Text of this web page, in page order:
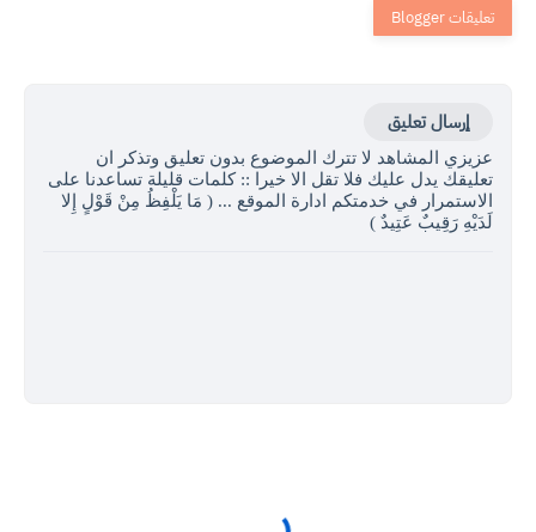
إرسال تعليق
عزيزي المشاهد لا تترك الموضوع بدون تعليق وتذكر ان
تعليقك يدل عليك فلا تقل الا خيرا :: كلمات قليلة تساعدنا على
الاستمرار في خدمتكم ادارة الموقع ... ( مَا يَلْفِظُ مِنْ قَوْلٍ إِلا
لَدَيْهِ رَقِيبٌ عَتِيدٌ )